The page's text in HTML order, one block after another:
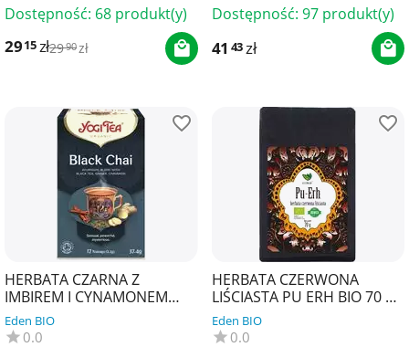
Dostępność: 68 produkt(y)
2915zł2990zł
Dostępność: 97 produkt(y)
41 43zł
HERBATA CZARNA Z
IMBIREM I CYNAMONEM
(BLACK CHAI) BIO (17 x 2,2 g)
37,4 g - YOGI TEA
Eden BIO
0.0
HERBATA CZERWONA
LIŚCIASTA PU ERH BIO 70 g -
ECOBLIK
Eden BIO
0.0